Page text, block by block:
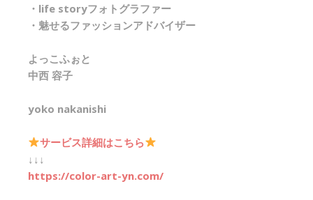
・life storyフォトグラファー
・魅せるファッションアドバイザー
よっこふぉと
中西 容子
yoko nakanishi
サービス詳細はこちら
↓↓↓
https://color-art-yn.com/